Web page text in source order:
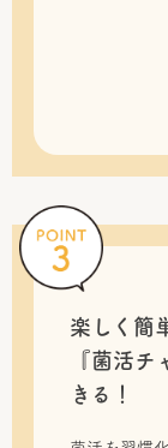
楽しく簡
『菌活チ
きる！